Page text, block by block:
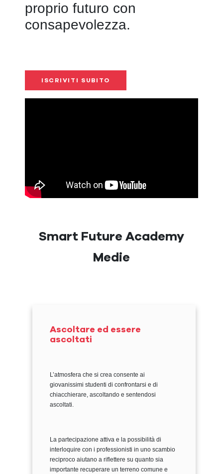
proprio futuro con
consapevolezza.
ISCRIVITI SUBITO
Smart Future Academy
Medie
Ascoltare ed essere
ascoltati
L’atmosfera che si crea consente ai
giovanissimi studenti di confrontarsi e di
chiacchierare, ascoltando e sentendosi
ascoltati.
La partecipazione attiva e la possibilità di
interloquire con i professionisti in uno scambio
reciproco aiutano a riflettere su quanto sia
importante recuperare un terreno comune e